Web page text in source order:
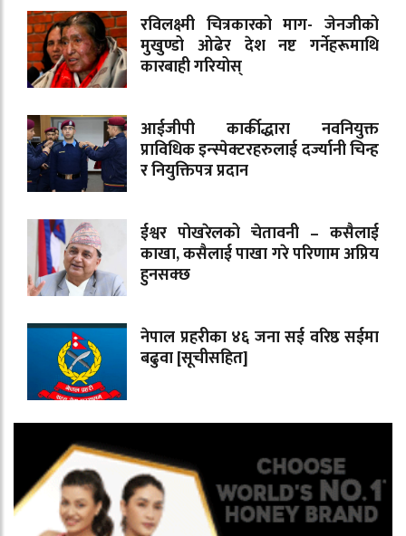
रविलक्ष्मी चित्रकारको माग- जेनजीको
मुखुण्डो ओढेर देश नष्ट गर्नेहरूमाथि
कारबाही गरियोस्
आईजीपी कार्कीद्धारा नवनियुक्त
प्राविधिक इन्स्पेक्टरहरुलाई दर्ज्यानी चिन्ह
र नियुक्तिपत्र प्रदान
ईश्वर पोखरेलको चेतावनी – कसैलाई
काखा, कसैलाई पाखा गरे परिणाम अप्रिय
हुनसक्छ
नेपाल प्रहरीका ४६ जना सई वरिष्ठ सईमा
बढुवा [सूचीसहित]